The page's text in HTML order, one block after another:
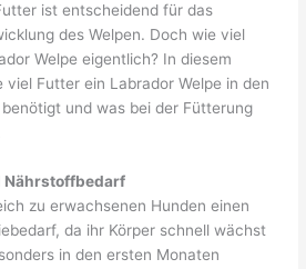
ist entscheidend für das
des Welpen. Doch wie viel
Welpe eigentlich? In diesem
viel Futter ein Labrador Welpe in den
und was bei der Fütterung
Nährstoffbedarf
zu erwachsenen Hunden einen
da ihr Körper schnell wächst
in den ersten Monaten